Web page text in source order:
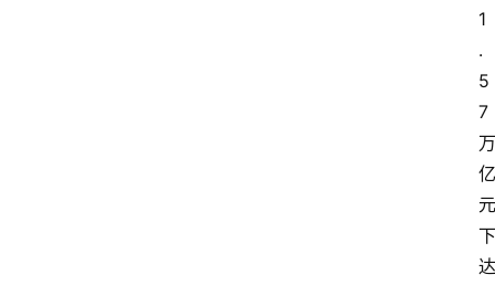
1
.
5
7
万
亿
元
下
达